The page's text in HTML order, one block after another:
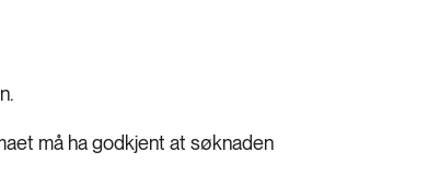
må ha godkjent at søknaden